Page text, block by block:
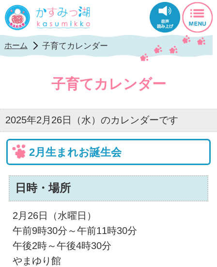
かすみっ湖公式ホ
ホーム 子育てカレンダー
子育てカレンダー
2025年2月26日（水）のカレンダーです
2月生まれお誕生会
日時・場所
2月26日（水曜日）
午前9時30分～午前11時30分
午後2時～午後4時30分
やまゆり館